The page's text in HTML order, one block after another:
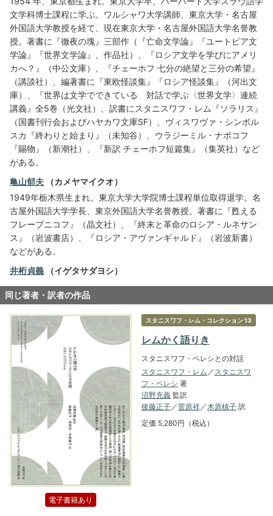
文学科博士課程に学ぶ。ワルシャワ大学講師、東京大学・名古屋
外国語大学教授を経て、現在東京大学・名古屋外国語大学名誉教
授。著書に『徹夜の塊』三部作（『亡命文学論』『ユートピア文
学論』『世界文学論』、作品社）、『ロシア文学を学びにアメリ
カへ？』（中公文庫）、『チェーホフ 七分の絶望と三分の希望』
（講談社）、編著書に『東欧怪談集』『ロシア怪談集』（河出文
庫）、『世界は文学でできている 対話で学ぶ〈世界文学〉連続
講義』全5巻（光文社）、訳書にスタニスワフ・レム『ソラリス』
（国書刊行会およびハヤカワ文庫SF）、ヴィスワヴァ・シンボル
スカ『終わりと始まり』（未知谷）、ウラジーミル・ナボコフ
『賜物』（新潮社）、『新訳 チェーホフ短篇集』（集英社）など
がある。
亀山郁夫 （カメヤマイクオ）
1949年栃木県生まれ。東京大学大学院博士課程単位取得退学。名
古屋外国語大学学長、東京外国語大学名誉教授。著書に『甦える
フレーブニコフ』（晶文社）、『終末と革命のロシア・ルネサン
ス』（岩波書店）、『ロシア・アヴァンギャルド』（岩波新書）
などがある。
井桁貞義 （イゲタサダヨシ）
同じ著者・訳者の作品
電子書籍あり
スタニスワフ・レム・コレクション 13
レムかく語りき
スタニスワフ・ベレシとの対話
スタニスワフ・レム ／ スタニスワ
フ・ベレシ 著
沼野充義 監訳
後藤正子 ／菅原祥 ／ 木原槙子 訳
定価 5,280円（税込）